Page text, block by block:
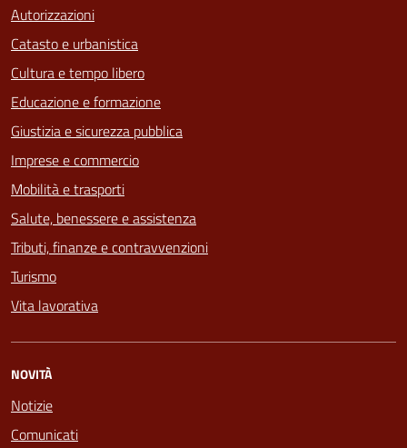
Autorizzazioni
Catasto e urbanistica
Cultura e tempo libero
Educazione e formazione
Giustizia e sicurezza pubblica
Imprese e commercio
Mobilità e trasporti
Salute, benessere e assistenza
Tributi, finanze e contravvenzioni
Turismo
Vita lavorativa
NOVITÀ
Notizie
Comunicati